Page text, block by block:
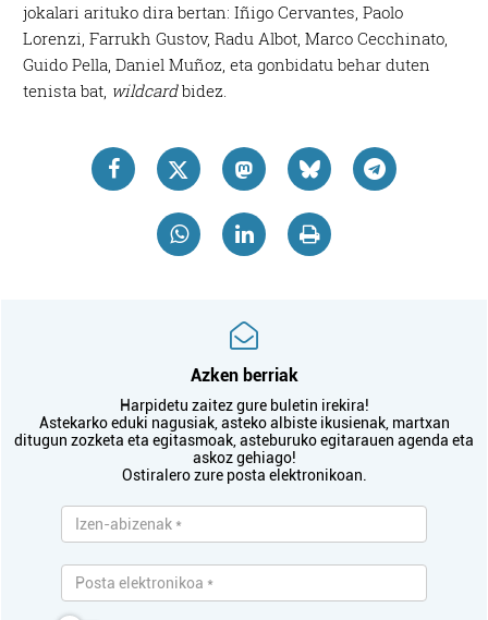
jokalari arituko dira bertan: Iñigo Cervantes, Paolo
Lorenzi, Farrukh Gustov, Radu Albot, Marco Cecchinato,
Guido Pella, Daniel Muñoz, eta gonbidatu behar duten
tenista bat, wildcardbidez.
Azken berriak
Harpidetu zaitez gure buletin irekira!
Astekarko eduki nagusiak, asteko albiste ikusienak, martxan
ditugun zozketa eta egitasmoak, asteburuko egitarauen agenda eta
askoz gehiago!
Ostiralero zure posta elektronikoan.